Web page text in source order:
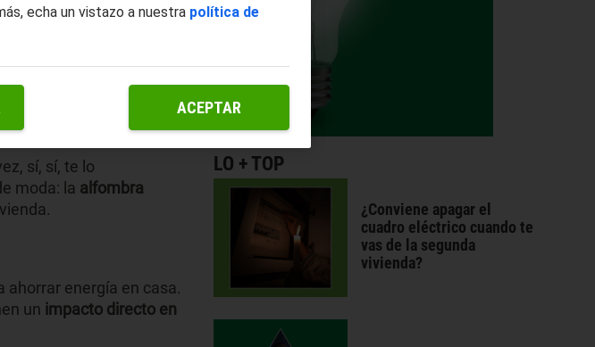
sí, sí, te lo
moda: la alfombra
energía en casa.
un impacto directo en
LO + TOP
¿Conviene apagar el
cuadro eléctrico cuando te
vas de la segunda
vivienda?
echa un vistazo a nuestra política de
ACEPTAR